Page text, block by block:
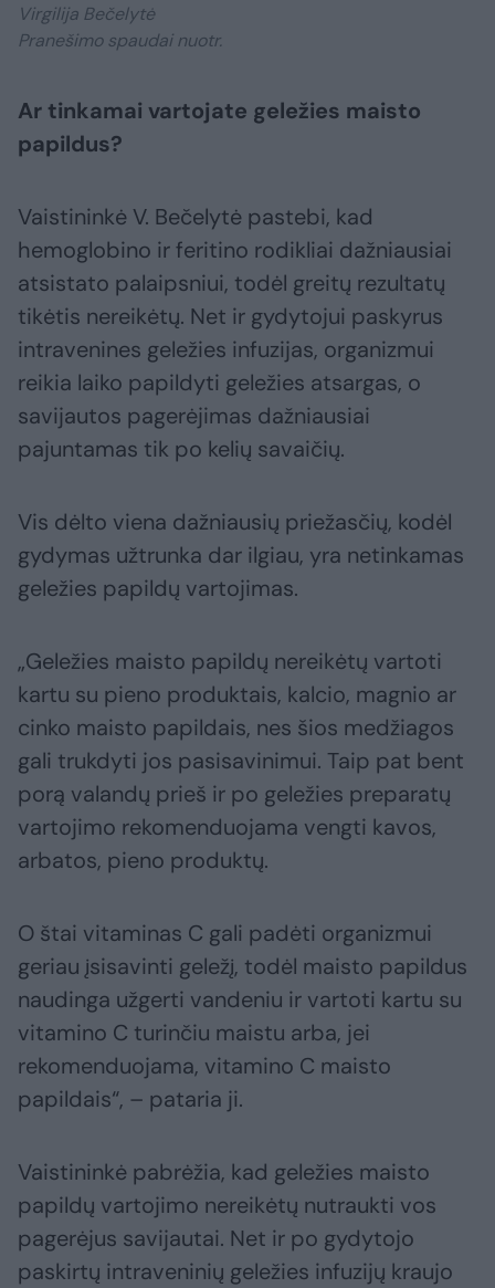
Virgilija Bečelytė
Pranešimo spaudai nuotr.
Ar tinkamai vartojate geležies maisto
papildus?
Vaistininkė V. Bečelytė pastebi, kad
hemoglobino ir feritino rodikliai dažniausiai
atsistato palaipsniui, todėl greitų rezultatų
tikėtis nereikėtų. Net ir gydytojui paskyrus
intravenines geležies infuzijas, organizmui
reikia laiko papildyti geležies atsargas, o
savijautos pagerėjimas dažniausiai
pajuntamas tik po kelių savaičių.
Vis dėlto viena dažniausių priežasčių, kodėl
gydymas užtrunka dar ilgiau, yra netinkamas
geležies papildų vartojimas.
„Geležies maisto papildų nereikėtų vartoti
kartu su pieno produktais, kalcio, magnio ar
cinko maisto papildais, nes šios medžiagos
gali trukdyti jos pasisavinimui. Taip pat bent
porą valandų prieš ir po geležies preparatų
vartojimo rekomenduojama vengti kavos,
arbatos, pieno produktų.
O štai vitaminas C gali padėti organizmui
geriau įsisavinti geležį, todėl maisto papildus
naudinga užgerti vandeniu ir vartoti kartu su
vitamino C turinčiu maistu arba, jei
rekomenduojama, vitamino C maisto
papildais“, – pataria ji.
Vaistininkė pabrėžia, kad geležies maisto
papildų vartojimo nereikėtų nutraukti vos
pagerėjus savijautai. Net ir po gydytojo
paskirtų intraveninių geležies infuzijų kraujo